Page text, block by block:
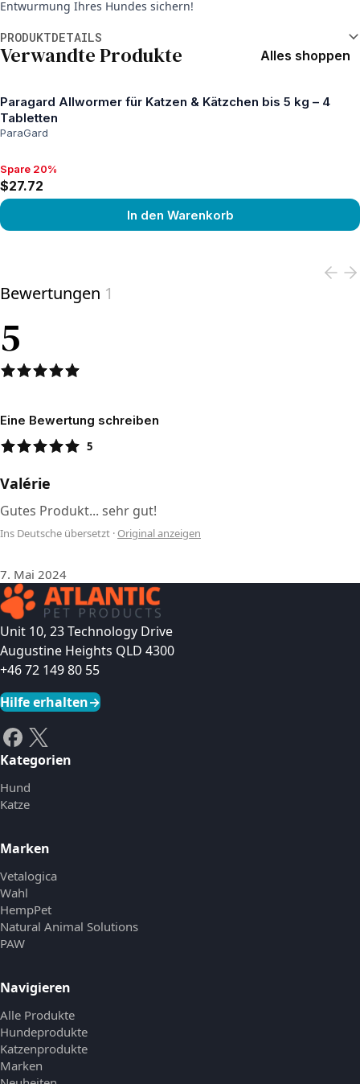
Entwurmung Ihres Hundes sichern!
PRODUKTDETAILS
Verwandte Produkte Alles shoppen
Paragard Allwormer für Katzen & Kätzchen bis 5 kg – 4
Tabletten
ParaGard
Spare 20%, $27.72
Spare 20%
$27.72
In den Warenkorb
Bewertungen 1
5
Eine Bewertung schreiben
5
Valérie
Gutes Produkt... sehr gut!
Ins Deutsche übersetzt · Original anzeigen
7. Mai 2024
Unit 10, 23 Technology Drive
Augustine Heights QLD 4300
+46 72 149 80 55
Hilfe erhalten→
Kategorien
Hund
Katze
Marken
Vetalogica
Wahl
HempPet
Natural Animal Solutions
PAW
Navigieren
Alle Produkte
Hundeprodukte
Katzenprodukte
Marken